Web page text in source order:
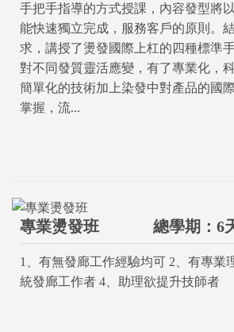
手把手指導的方式授課，內容發型將
能快速獨立完成，服務客戶的原則。
求，講授了燙發國際上杠的四種標準
對不同發質靈活應變，有了專業化，
簡單化的技術加上染發中對產品的國
掌握，流...
專業燙發班 總學期：6
1、有無發廊工作經驗均可 2、有專業
統發廊工作者 4、助理欲提升技師者